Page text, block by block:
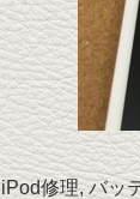
iPod修理,バッ